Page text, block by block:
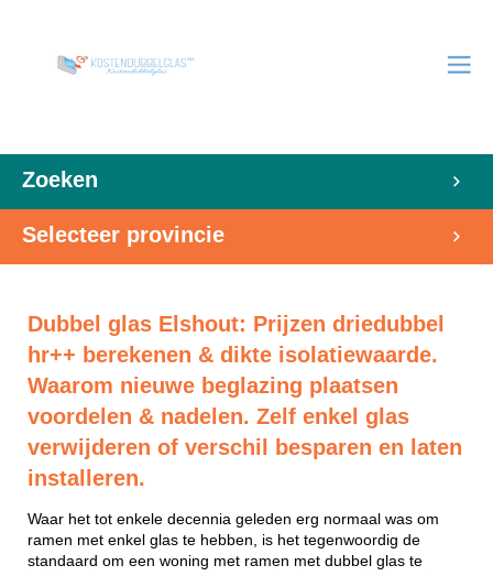
Zoeken
Selecteer provincie
Dubbel glas Elshout: Prijzen driedubbel
hr++ berekenen & dikte isolatiewaarde.
Waarom nieuwe beglazing plaatsen
voordelen & nadelen. Zelf enkel glas
verwijderen of verschil besparen en laten
installeren.
Waar het tot enkele decennia geleden erg normaal was om
ramen met enkel glas te hebben, is het tegenwoordig de
standaard om een woning met ramen met dubbel glas te